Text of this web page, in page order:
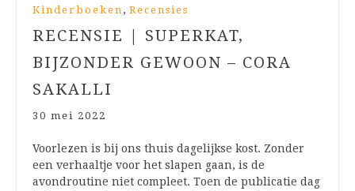
Kinderboeken , Recensies
RECENSIE | SUPERKAT,
BIJZONDER GEWOON – CORA
SAKALLI
30 mei 2022
Voorlezen is bij ons thuis dagelijkse kost. Zonder
een verhaaltje voor het slapen gaan, is de
avondroutine niet compleet. Toen de publicatie dag